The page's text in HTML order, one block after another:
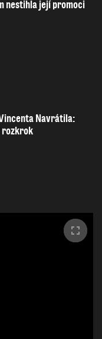
nestihla její promoci
Navrátila:
rozkrok